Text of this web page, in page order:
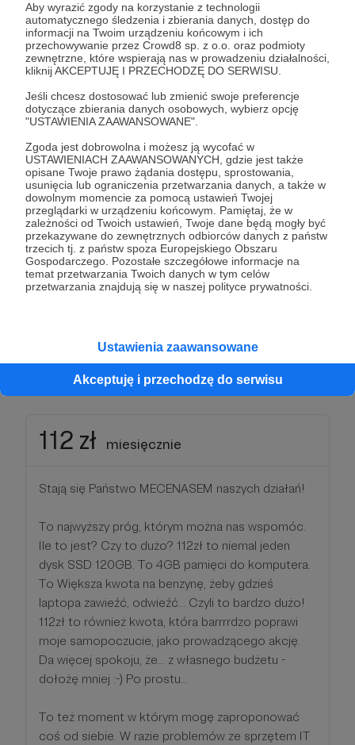
Aby wyrazić zgody na korzystanie z technologii
automatycznego śledzenia i zbierania danych, dostęp do
informacji na Twoim urządzeniu końcowym i ich
przechowywanie przez Crowd8 sp. z o.o. oraz podmioty
zewnętrzne, które wspierają nas w prowadzeniu działalności,
kliknij AKCEPTUJĘ I PRZECHODZĘ DO SERWISU.
Jeśli chcesz dostosować lub zmienić swoje preferencje
dotyczące zbierania danych osobowych, wybierz opcję
"USTAWIENIA ZAAWANSOWANE".
Zgoda jest dobrowolna i możesz ją wycofać w
USTAWIENIACH ZAAWANSOWANYCH, gdzie jest także
opisane Twoje prawo żądania dostępu, sprostowania,
usunięcia lub ograniczenia przetwarzania danych, a także w
dowolnym momencie za pomocą ustawień Twojej
przeglądarki w urządzeniu końcowym. Pamiętaj, że w
zależności od Twoich ustawień, Twoje dane będą mogły być
przekazywane do zewnętrznych odbiorców danych z państw
trzecich tj. z państw spoza Europejskiego Obszaru
Gospodarczego. Pozostałe szczegółowe informacje na
temat przetwarzania Twoich danych w tym celów
przetwarzania znajdują się w naszej polityce prywatności.
Ustawienia zaawansowane
Akceptuję i przechodzę do serwisu
anonimową.
Patroni: 1
56 zł miesięcznie
To poważna decyzja i wiem jak ważną decyzję
podejmujesz. PIĘĆDZIESIĄTSZEŚĆZŁOTYCH!
Kurcze - to cała masa pieniędzy! To już Twój głos,
bo być może znasz osoby, którym możemy
pomóc... może znasz organizacje, które
potrzebują wsparcia IT.
Patroni: 0
112 zł miesięcznie
Stają się Państwo MECENASEM naszych działań!
To najwyższy próg, którym można nas wspomóc.
Ile to jest? Czy to dużo? 112zł to niemal jeden
dysk SSD 120GB. To 4GB pamięci do komputera.
To Większa kwota na benzynę, żeby gdzieś
laptopa zawieźć, odwieźć... Czyli to bardzo dużo!
112zł to również kwota, która barrrrdzo poprawi
moje samopoczucie, jako prowadzącego akcję.
Da więcej spokoju, że... z własnego budżetu -
dołożę mniej :-) Po prostu...
To też moment w którym mogę zaproponować
coś od siebie. W razie problemów ze sprzętem IT